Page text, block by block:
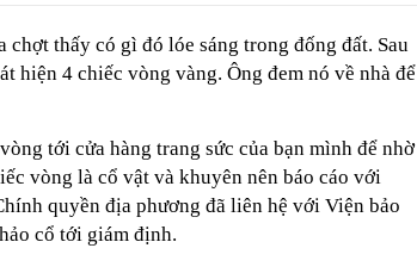
hiện ‘kho báu' lớn nhất thế giới, có thể khai
lập tức tìm tới
tỷ đồng tại ngân hàng, chiếm hơn một
lãi suất lên tới 8,9%/năm, thu về gần
khoảng sân, sau một trận ngập mới hiểu
thấm vào đâu
dân không gửi hình ảnh, thông tin sau qua
thấy có gì đó lóe sáng trong đống đất. Sau
hiện 4 chiếc vòng vàng. Ông đem nó về nhà để
tới cửa hàng trang sức của bạn mình để nhờ
vòng là cổ vật và khuyên nên báo cáo với
quyền địa phương đã liên hệ với Viện bảo
cổ tới giám định.